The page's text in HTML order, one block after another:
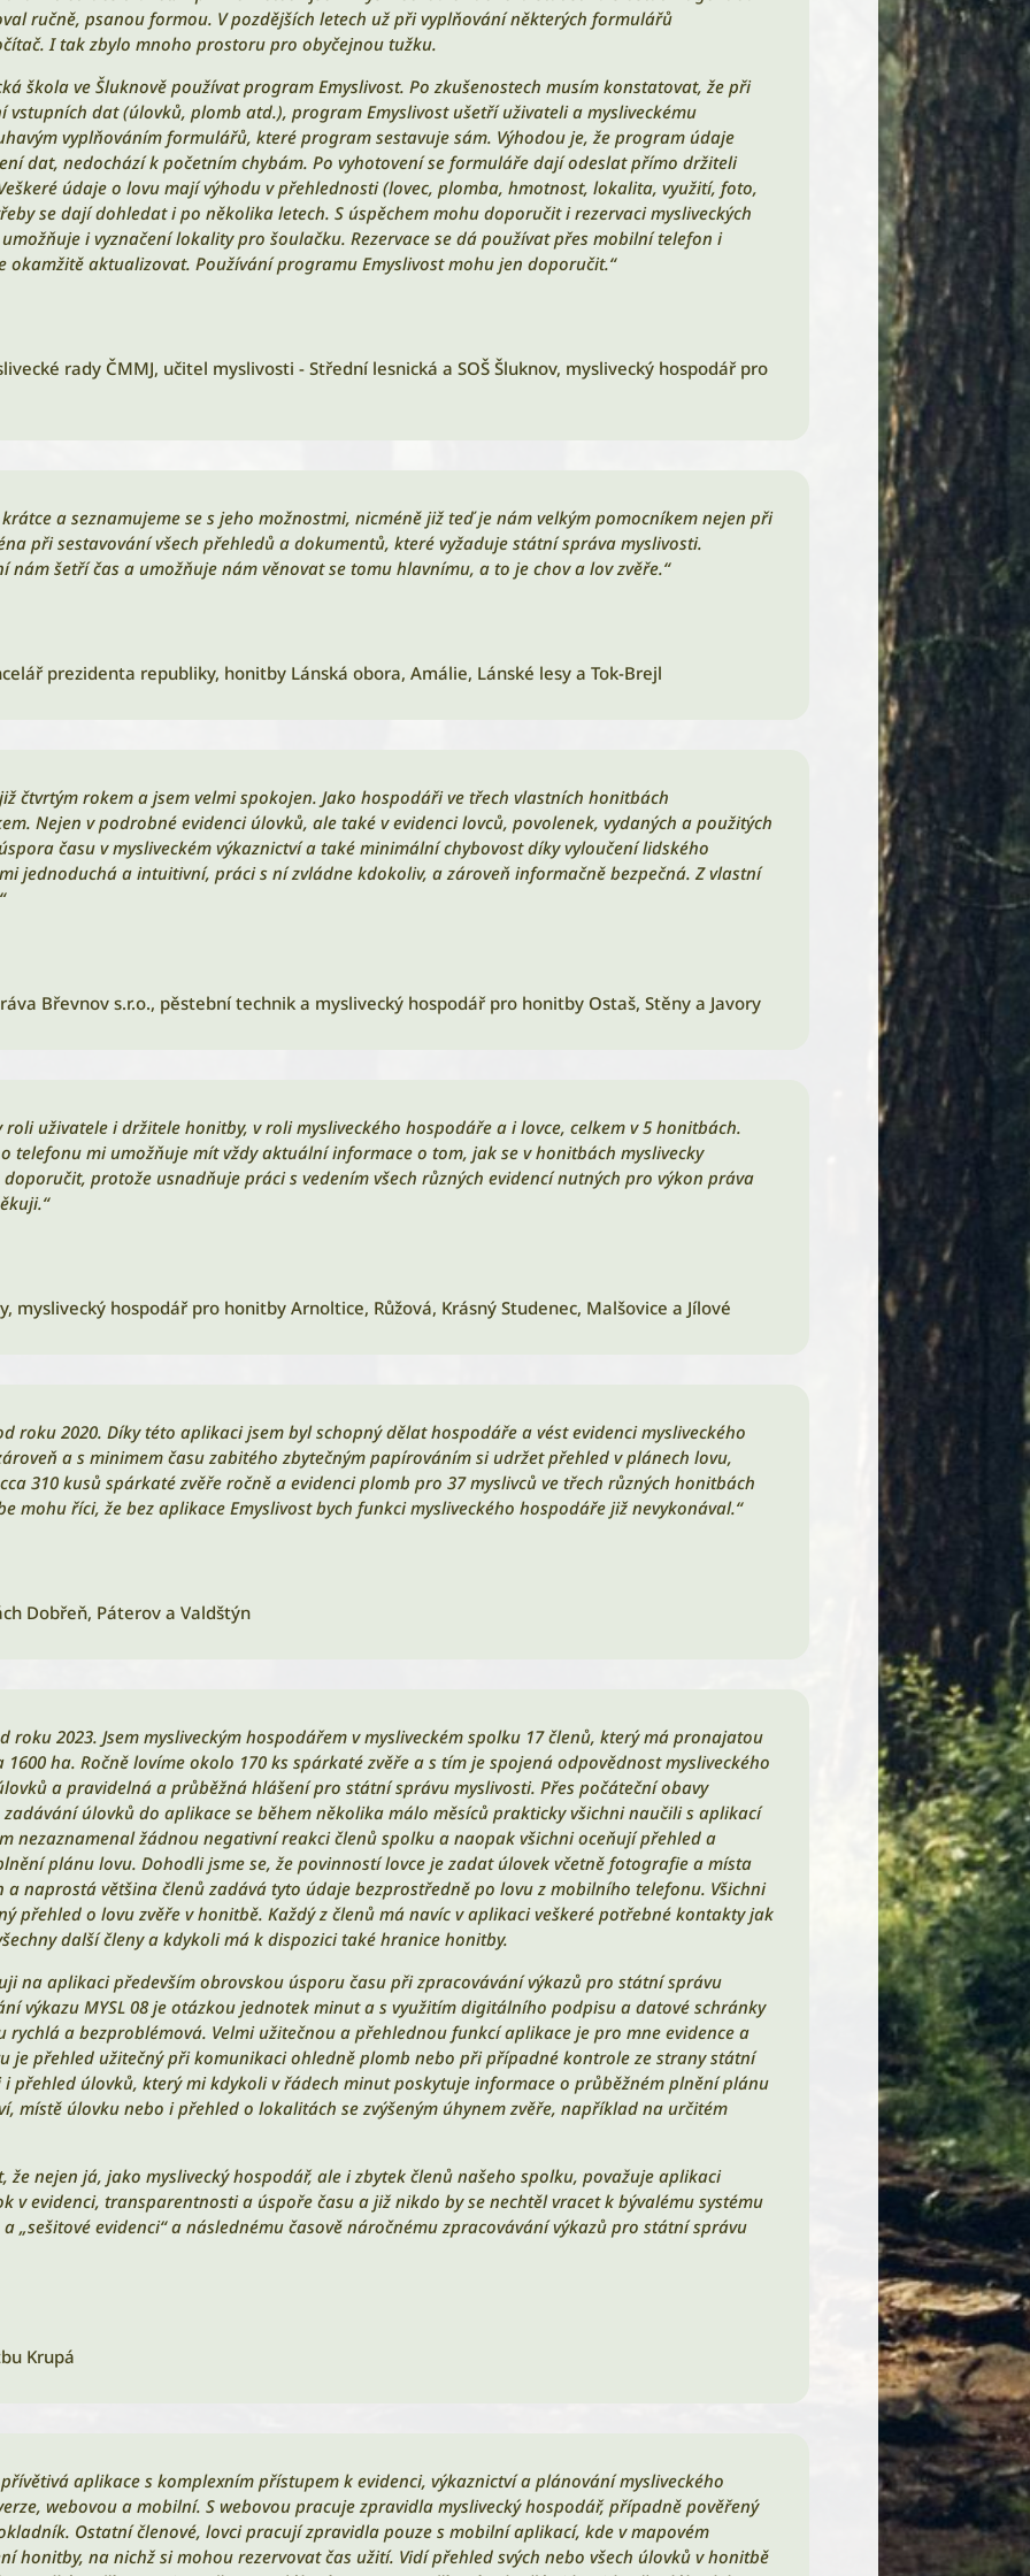
ručně, psanou formou. V pozdějších letech už při vyplňování některých formulářů
I tak zbylo mnoho prostoru pro obyčejnou tužku.
škola ve Šluknově používat program Emyslivost. Po zkušenostech musím konstatovat, že při
vstupních dat (úlovků, plomb atd.), program Emyslivost ušetří uživateli a mysliveckému
vyplňováním formulářů, které program sestavuje sám. Výhodou je, že program údaje
dat, nedochází k početním chybám. Po vyhotovení se formuláře dají odeslat přímo držiteli
údaje o lovu mají výhodu v přehlednosti (lovec, plomba, hmotnost, lokalita, využití, foto,
se dají dohledat i po několika letech. S úspěchem mohu doporučit i rezervaci mysliveckých
i vyznačení lokality pro šoulačku. Rezervace se dá používat přes mobilní telefon i
okamžitě aktualizovat. Používání programu Emyslivost mohu jen doporučit.“
rady ČMMJ, učitel myslivosti - Střední lesnická a SOŠ Šluknov, myslivecký hospodář pro
a seznamujeme se s jeho možnostmi, nicméně již teď je nám velkým pomocníkem nejen při
při sestavování všech přehledů a dokumentů, které vyžaduje státní správa myslivosti.
šetří čas a umožňuje nám věnovat se tomu hlavnímu, a to je chov a lov zvěře.“
prezidenta republiky, honitby Lánská obora, Amálie, Lánské lesy a Tok-Brejl
čtvrtým rokem a jsem velmi spokojen. Jako hospodáři ve třech vlastních honitbách
Nejen v podrobné evidenci úlovků, ale také v evidenci lovců, povolenek, vydaných a použitých
času v mysliveckém výkaznictví a také minimální chybovost díky vyloučení lidského
jednoduchá a intuitivní, práci s ní zvládne kdokoliv, a zároveň informačně bezpečná. Z vlastní
Břevnov s.r.o., pěstební technik a myslivecký hospodář pro honitby Ostaš, Stěny a Javory
roli uživatele i držitele honitby, v roli mysliveckého hospodáře a i lovce, celkem v 5 honitbách.
telefonu mi umožňuje mít vždy aktuální informace o tom, jak se v honitbách myslivecky
protože usnadňuje práci s vedením všech různých evidencí nutných pro výkon práva
, myslivecký hospodář pro honitby Arnoltice, Růžová, Krásný Studenec, Malšovice a Jílové
roku 2020. Díky této aplikaci jsem byl schopný dělat hospodáře a vést evidenci mysliveckého
a s minimem času zabitého zbytečným papírováním si udržet přehled v plánech lovu,
310 kusů spárkaté zvěře ročně a evidenci plomb pro 37 myslivců ve třech různých honitbách
mohu říci, že bez aplikace Emyslivost bych funkci mysliveckého hospodáře již nevykonával.“
Dobřeň, Páterov a Valdštýn
roku 2023. Jsem mysliveckým hospodářem v mysliveckém spolku 17 členů, který má pronajatou
ha. Ročně lovíme okolo 170 ks spárkaté zvěře a s tím je spojená odpovědnost mysliveckého
a pravidelná a průběžná hlášení pro státní správu myslivosti. Přes počáteční obavy
úlovků do aplikace se během několika málo měsíců prakticky všichni naučili s aplikací
nezaznamenal žádnou negativní reakci členů spolku a naopak všichni oceňují přehled a
plánu lovu. Dohodli jsme se, že povinností lovce je zadat úlovek včetně fotografie a místa
naprostá většina členů zadává tyto údaje bezprostředně po lovu z mobilního telefonu. Všichni
přehled o lovu zvěře v honitbě. Každý z členů má navíc v aplikaci veškeré potřebné kontakty jak
další členy a kdykoli má k dispozici také hranice honitby.
na aplikaci především obrovskou úsporu času při zpracovávání výkazů pro státní správu
výkazu MYSL 08 je otázkou jednotek minut a s využitím digitálního podpisu a datové schránky
rychlá a bezproblémová. Velmi užitečnou a přehlednou funkcí aplikace je pro mne evidence a
je přehled užitečný při komunikaci ohledně plomb nebo při případné kontrole ze strany státní
i přehled úlovků, který mi kdykoli v řádech minut poskytuje informace o průběžném plnění plánu
místě úlovku nebo i přehled o lokalitách se zvýšeným úhynem zvěře, například na určitém
že nejen já, jako myslivecký hospodář, ale i zbytek členů našeho spolku, považuje aplikaci
v evidenci, transparentnosti a úspoře času a již nikdo by se nechtěl vracet k bývalému systému
„sešitové evidenci“ a následnému časově náročnému zpracovávání výkazů pro státní správu
Krupá
aplikace s komplexním přístupem k evidenci, výkaznictví a plánování mysliveckého
webovou a mobilní. S webovou pracuje zpravidla myslivecký hospodář, případně pověřený
Ostatní členové, lovci pracují zpravidla pouze s mobilní aplikací, kde v mapovém
honitby, na nichž si mohou rezervovat čas užití. Vidí přehled svých nebo všech úlovků v honitbě